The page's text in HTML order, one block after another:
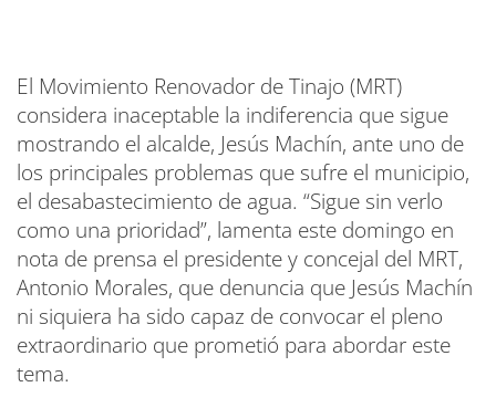
El Movimiento Renovador de Tinajo (MRT)
considera inaceptable la indiferencia que sigue
mostrando el alcalde, Jesús Machín, ante uno de
los principales problemas que sufre el municipio,
el desabastecimiento de agua. “Sigue sin verlo
como una prioridad”, lamenta este domingo en
nota de prensa el presidente y concejal del MRT,
Antonio Morales, que denuncia que Jesús Machín
ni siquiera ha sido capaz de convocar el pleno
extraordinario que prometió para abordar este
tema.